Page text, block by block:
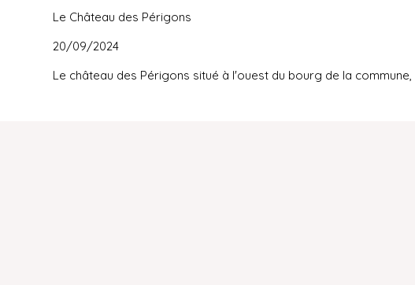
Le Château des Périgons
20/09/2024
Le château des Périgons situé à l'ouest du bourg de la